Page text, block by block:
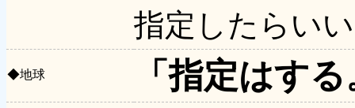
指定したらい
◆地球 「指定はす